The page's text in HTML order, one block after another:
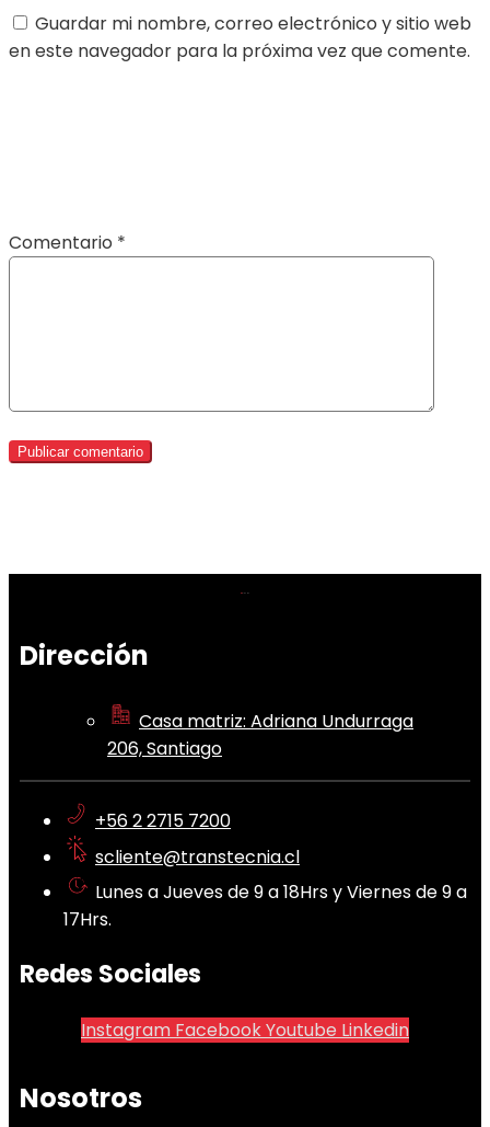
Guardar mi nombre, correo electrónico y sitio web
en este navegador para la próxima vez que comente.
Comentario *
Dirección
Casa matriz: Adriana Undurraga
206, Santiago
+56 2 2715 7200
scliente@transtecnia.cl
Lunes a Jueves de 9 a 18Hrs y Viernes de 9 a
17Hrs.
Redes Sociales
Instagram FacebookYoutube Linkedin
Nosotros